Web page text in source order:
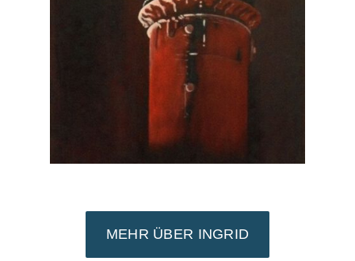
MEHR ÜBER INGRID